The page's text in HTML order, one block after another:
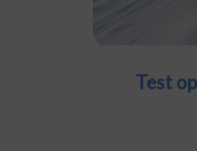
Test